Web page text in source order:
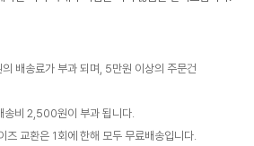
배송료가 부과 되며, 5만원 이상의 주문건
송비 2,500원이 부과 됩니다.
즈 교환은 1회에 한해 모두 무료배송입니다.